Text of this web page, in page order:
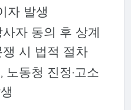
자 발생
자 동의 후 상계
시 법적 절차
동청 진정·고소